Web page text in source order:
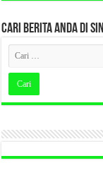
CARI BERITA ANDA DI SINI